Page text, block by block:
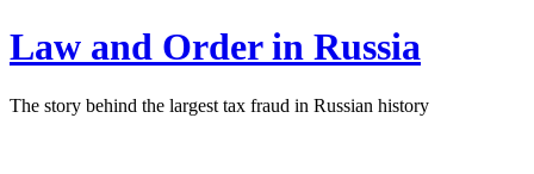
Law and Order in Russia
The story behind the largest tax fraud in Russian history